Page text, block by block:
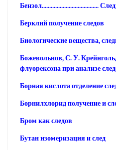
Бензол......................................
Берклий получение следов
Биологические вещества,
Божевольнов, С. У.
флуорексона при анализе
Борная кислота отделение
Борнилхлорид получение и
Бром как следов
Бутан изомеризация и след